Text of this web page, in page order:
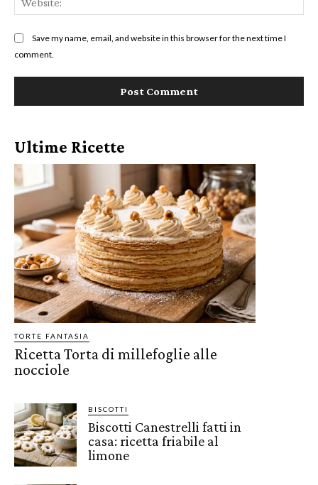
Save my name, email, and website in this browser for the next time I
comment.
Ultime Ricette
TORTE FANTASIA
Ricetta Torta di millefoglie alle
nocciole
BISCOTTI
Biscotti Canestrelli fatti in
casa: ricetta friabile al
limone